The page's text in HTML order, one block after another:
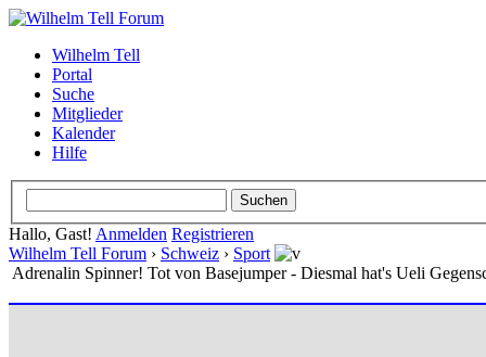
Wilhelm Tell
Portal
Suche
Mitglieder
Kalender
Hilfe
Hallo, Gast! Anmelden Registrieren
Wilhelm Tell Forum › Schweiz › Sport
Adrenalin Spinner! Tot von Basejumper - Diesmal hat's Ueli